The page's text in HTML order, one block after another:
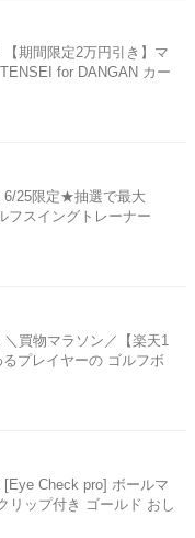
期間限定2万円引き】マ
for DANGAN カー
6/25限定★抽選で最大
フスイングトレーナー
買物マラソン／【楽天1
プレイヤーの ゴルフボ
Check pro] ボールマ
リップ付き ゴールド おし